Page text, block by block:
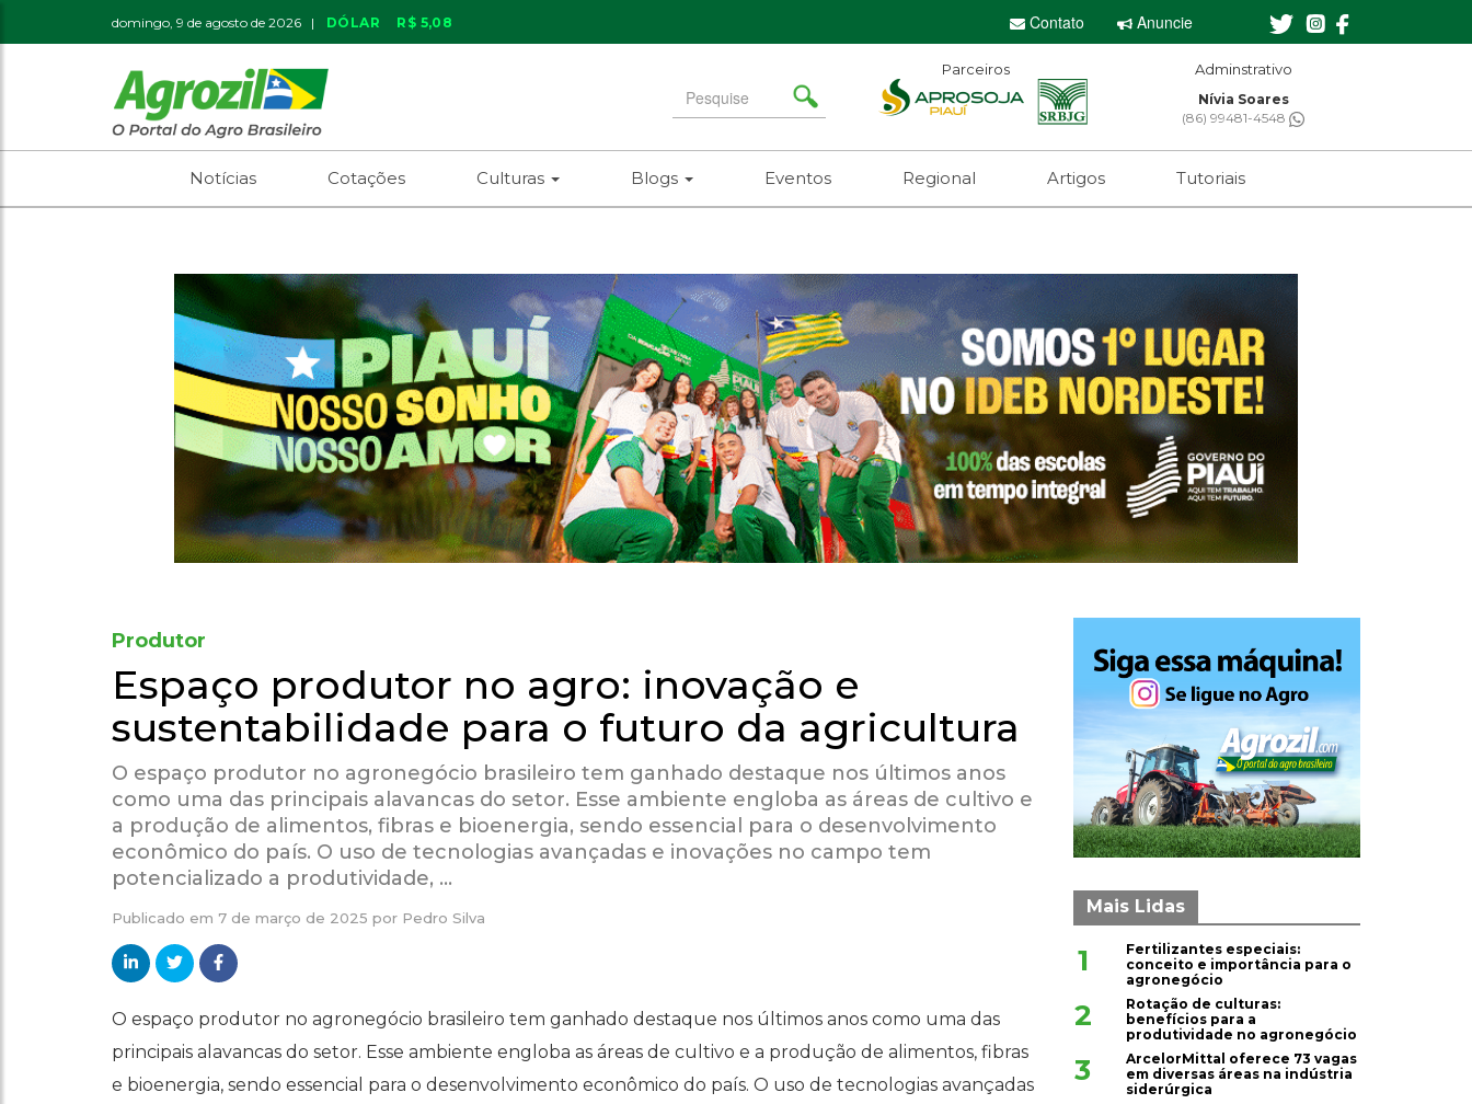
domingo, 9 de agosto de 2026 | DÓLAR R$ 5,08 Contato Anuncie
Search
for
Parceiros Editor-chefe
Sebastian Eugênio
(61) 99650-2473
Adminstrativo
Nívia Soares
(86) 99481-4548
Notícias Cotações Culturas Blogs Eventos Regional Artigos Tutoriais
Produtor
Espaço produtor no agro: inovação e
sustentabilidade para o futuro da agricultura
O espaço produtor no agronegócio brasileiro tem ganhado destaque nos últimos anos
como uma das principais alavancas do setor. Esse ambiente engloba as áreas de cultivo e
a produção de alimentos, fibras e bioenergia, sendo essencial para o desenvolvimento
econômico do país. O uso de tecnologias avançadas e inovações no campo tem
potencializado a produtividade, …
Publicado em 7 de março de 2025 por Pedro Silva
O espaço produtor no agronegócio brasileiro tem ganhado destaque nos últimos anos como uma das
principais alavancas do setor. Esse ambiente engloba as áreas de cultivo e a produção de alimentos, fibras
e bioenergia, sendo essencial para o desenvolvimento econômico do país. O uso de tecnologias avançadas
Mais Lidas
1
Fertilizantes especiais:
conceito e importância para o
agronegócio
2
Rotação de culturas:
benefícios para a
produtividade no agronegócio
3
ArcelorMittal oferece 73 vagas
em diversas áreas na indústria
siderúrgica